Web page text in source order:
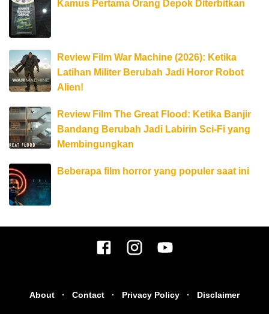
Kamus Pertama Orang Depok Diterbitkan
Review Film War Machine (2026): Ketika
Latihan Militer Berubah Jadi Horor Robot
Alien!
Review Film The Great Flood: Ketika Banjir
Bandang Berubah Jadi Labirin Sci-Fi yang
Membingungkan
Beberapa film horror yang populer saat ini
About Contact Privacy Policy Disclaimer